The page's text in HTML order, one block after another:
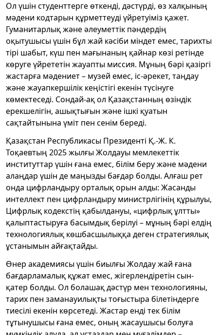
Ол үшін студенттерге өткенді, дәстүрді, өз халқының
мәдени кодтарын құрметтеуді үйретуіміз қажет.
Гуманитарлық және әлеуметтік пәндердің
оқытушысы үшін бұл жай кәсіби міндет емес, тарихты
тірі шабыт, күш пен мағынаның қайнар көзі ретінде
көруге үйрететін жауапты миссия. Мұның бәрі қазіргі
жастарға мәдениет – музей емес, іс-әрекет, таңдау
және жауапкершілік кеңістігі екенін түсінуге
көмектеседі. Сондай-ақ ол Қазақстанның өзіндік
ерекшелігін, ашықтығын және ішкі қуатын
сақтайтынына үміт пен сенім береді.
Қазақстан Республикасы Президенті Қ.-Ж. К.
Тоқаевтың 2025 жылғы Жолдауы мемлекеттік
институттар үшін ғана емес, білім беру және мәдени
алаңдар үшін де маңызды бағдар болды. Алғаш рет
онда цифрландыру орталық орын алды: Жасанды
интеллект пен цифрландыру министрлігінің құрылуы,
Цифрлық кодекстің қабылдануы, «цифрлық ұлтты»
қалыптастыруға басымдық берілуі – мұның бәрі елдің
технологиялық көшбасшылыққа деген стратегиялық
ұстанымын айғақтайды.
Өнер академиясы үшін биылғы Жолдау жай ғана
бағдарламалық құжат емес, жігерлендіретін сын-
қатер болды. Ол болашақ дәстүр мен технологияны,
тарих пен заманауилықты тоғыстыра білетіндерге
тиесілі екенін көрсетеді. Жастар енді тек білім
тұтынушысы ғана емес, оның жасаушысы болуға